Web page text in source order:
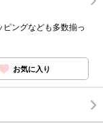
ングなども多数揃っ
お気に入り